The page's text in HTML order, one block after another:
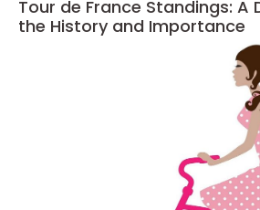
Tour de France Standings: A
the History and Importance